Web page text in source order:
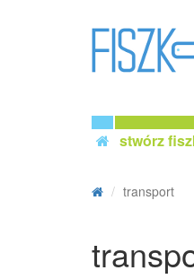
stwórz
transport